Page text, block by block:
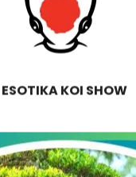
ESOTIKA KOI SHOW